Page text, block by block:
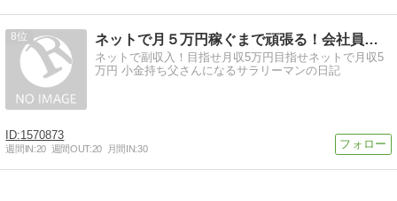
8 ネットで月５万円稼ぐまで頑張る！会社員の副業実践記
ネットで副収入！目指せ月収5万円目指せネットで月収5
万円 小金持ち父さんになるサラリーマンの日記
1570873
週間IN:20 週間OUT:20 月間IN:30